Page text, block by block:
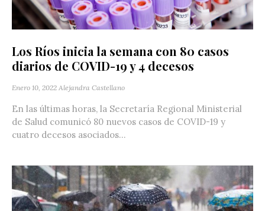
Los Ríos inicia la semana con 80 casos
diarios de COVID-19 y 4 decesos
Enero 10, 2022 Alejandra Castellano
En las últimas horas, la Secretaría Regional Ministerial
de Salud comunicó 80 nuevos casos de COVID-19 y
cuatro decesos asociados...